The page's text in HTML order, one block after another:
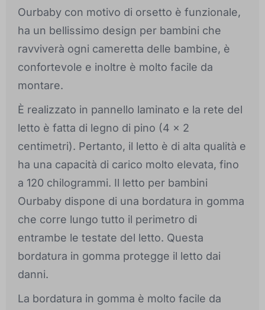
Ourbaby con motivo di orsetto è funzionale,
ha un bellissimo design per bambini che
ravviverà ogni cameretta delle bambine, è
confortevole e inoltre è molto facile da
montare.
È realizzato in pannello laminato e la rete del
letto è fatta di legno di pino (4 x 2
centimetri). Pertanto, il letto è di alta qualità e
ha una capacità di carico molto elevata, fino
a 120 chilogrammi. Il letto per bambini
Ourbaby dispone di una bordatura in gomma
che corre lungo tutto il perimetro di
entrambe le testate del letto. Questa
bordatura in gomma protegge il letto dai
danni.
La bordatura in gomma è molto facile da